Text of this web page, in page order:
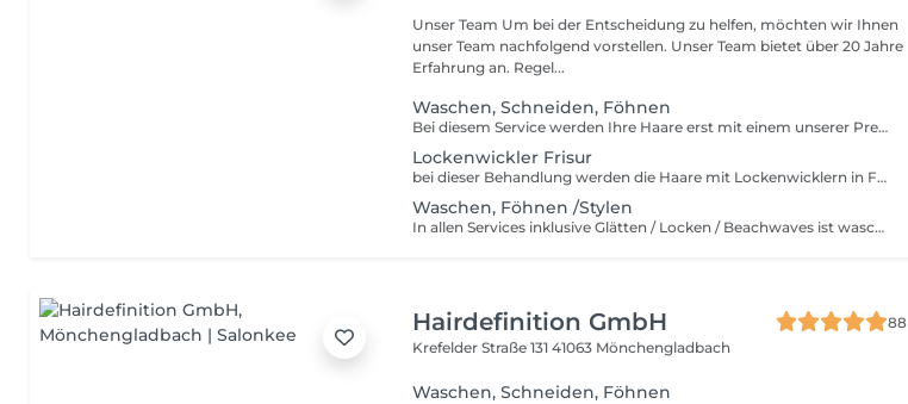
Unser Team Um bei der Entscheidung zu helfen, möchten wir Ihnen
unser Team nachfolgend vorstellen. Unser Team bietet über 20 Jahre
Erfahrung an. Regel...
Waschen, Schneiden, Föhnen
Bei diesem Service werden Ihre Haare erst mit einem unserer Premiumprodukte gewaschen, dann schneiden wir eine Typgerechte Frisur und am Ende bringen wir Ihre Haare in Form- ganz nach Ihren wünschen. Gerne können Sie Ihre Haare auch selbst Föhnen oder nur Trocken Pusten lassen ( Ohne Bürste) - dieser Preis gilt gleich für alle Haarlängen Bitte beachten Sie, dass ein Überlängen Zuschlag für extra langes Haar ( ab Bauchnabel) und sehr Dickes Haar von Ihnen zusätzlich gebucht werden muss. Dieser wird ohnehin auch manuell berechnet, auch wenn Sie diese Dienstleistung nicht gesondert angeben, da wir einen höheren Zeitaufwand benötigen. Wir danken für Ihr Verständnis
Lockenwickler Frisur
bei dieser Behandlung werden die Haare mit Lockenwicklern in Form gebracht und anschließend professionell gestylt. Ideal für voluminöse Locken, Wellen oder eine haltbare Frisur. Kund:innen mit längeren oder sehr dichten Haaren bitten wir, sich vorab bezüglich des Preises sowie einer eventuellen notwendigen Haarwäsche ( zu Hause ) zu informieren.
Waschen, Föhnen /Stylen
In allen Services inklusive Glätten / Locken / Beachwaves ist waschen inbegriffen Bitte beachten Sie, dass ein Überlängen Zuschlag für extra langes Haar ( ab Bauchnabel) und sehr Dickes Haar von Ihnen zusätzlich gebucht werden muss. Dieser wird ohnehin auch manuell berechnet, auch wenn Sie diese Dienstleistung nicht gesondert angeben, da wir einen höheren Zeitaufwand benötigen. Wir danken für Ihr Verständnis
Hairdefinition GmbH
88
Krefelder Straße 13141063 Mönchengladbach
Waschen, Schneiden, Föhnen